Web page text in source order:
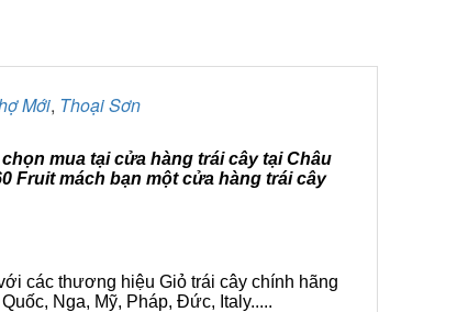
Mới, Thoại Sơn
mua tại cửa hàng trái cây tại Châu
Fruit mách bạn một cửa hàng trái cây
các thương hiệu Giỏ trái cây chính hãng
Nga, Mỹ, Pháp, Đức, Italy.....